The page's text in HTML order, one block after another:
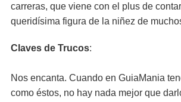
carreras, que viene con el plus de
queridísima figura de la niñez de
Claves de Trucos:
Nos encanta. Cuando en GuiaMania
como éstos, no hay nada mejor que